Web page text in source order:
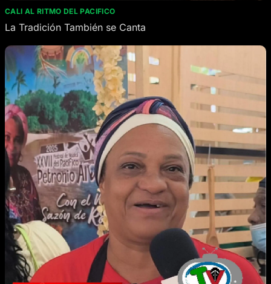
CALI AL RITMO DEL PACIFICO
La Tradición También se Canta